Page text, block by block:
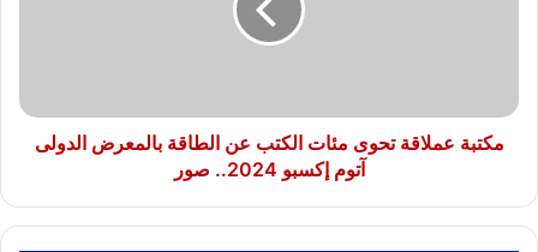
الدولى
آتوممكتبة عملاقة تحوى مئات الكتب عن الطاقة بالمعرض الدولى
آتوم إكسبو 2024.. صور